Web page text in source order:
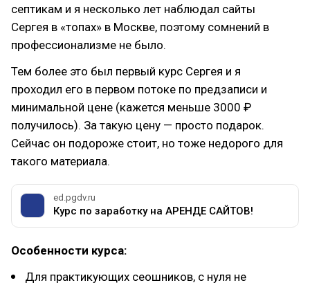
септикам и я несколько лет наблюдал сайты
Сергея в «топах» в Москве, поэтому сомнений в
профессионализме не было.
Тем более это был первый курс Сергея и я
проходил его в первом потоке по предзаписи и
минимальной цене (кажется меньше 3000 ₽
получилось). За такую цену — просто подарок.
Сейчас он подороже стоит, но тоже недорого для
такого материала.
ed.pgdv.ru
Курс по заработку на АРЕНДЕ САЙТОВ!
Особенности курса:
Для практикующих сеошников, с нуля не